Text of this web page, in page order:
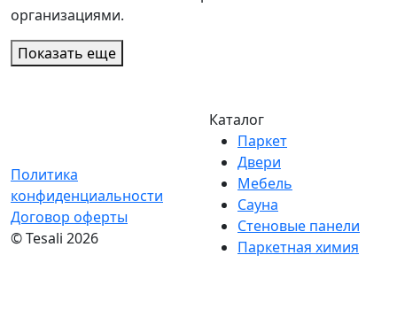
организациями.
Показать еще
Политика
конфиденциальности
Договор оферты
© Tesali 2026
Каталог
Паркет
Двери
Мебель
Сауна
Стеновые панели
Паркетная химия